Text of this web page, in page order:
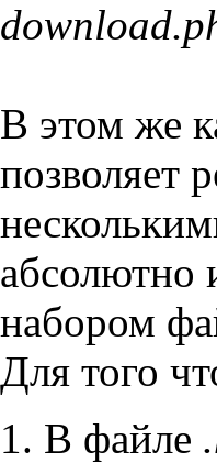
В этом же
позволяет
абсолютно
набором
Для того
В файле